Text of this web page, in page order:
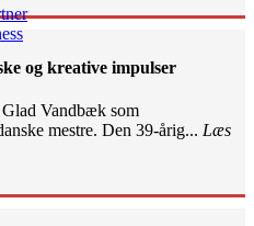
og kreative impulser
Glad Vandbæk som
mestre. Den 39-årig... Læs